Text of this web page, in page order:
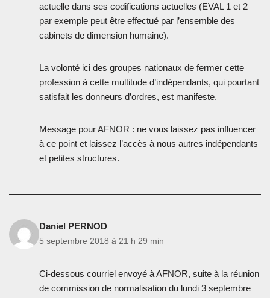
actuelle dans ses codifications actuelles (EVAL 1 et 2
par exemple peut être effectué par l’ensemble des
cabinets de dimension humaine).
La volonté ici des groupes nationaux de fermer cette
profession à cette multitude d’indépendants, qui pourtant
satisfait les donneurs d’ordres, est manifeste.
Message pour AFNOR : ne vous laissez pas influencer
à ce point et laissez l’accès à nous autres indépendants
et petites structures.
Daniel PERNOD
5 septembre 2018 à 21 h 29 min
Ci-dessous courriel envoyé à AFNOR, suite à la réunion
de commission de normalisation du lundi 3 septembre